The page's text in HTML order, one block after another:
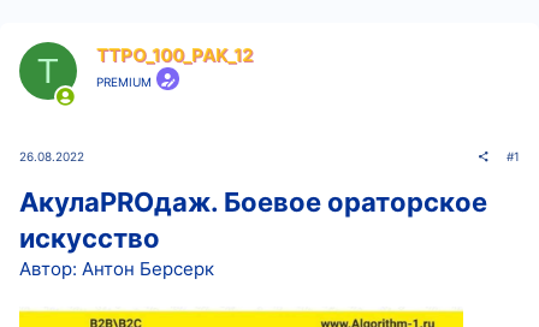
а
T TTPO_100_PAK_12
PREMIUM
26.08.2022 #1
АкулаPROдаж. Боевое ораторское
искусство
Автор: Антон Берсерк